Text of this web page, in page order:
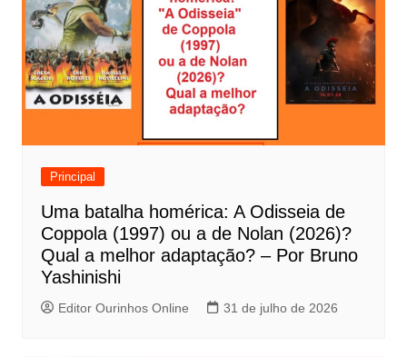
a
ç
ã
o
d
Principal
Uma batalha homérica: A Odisseia de
Coppola (1997) ou a de Nolan (2026)?
Qual a melhor adaptação? – Por Bruno
Yashinishi
Editor Ourinhos Online 31 de julho de 2026